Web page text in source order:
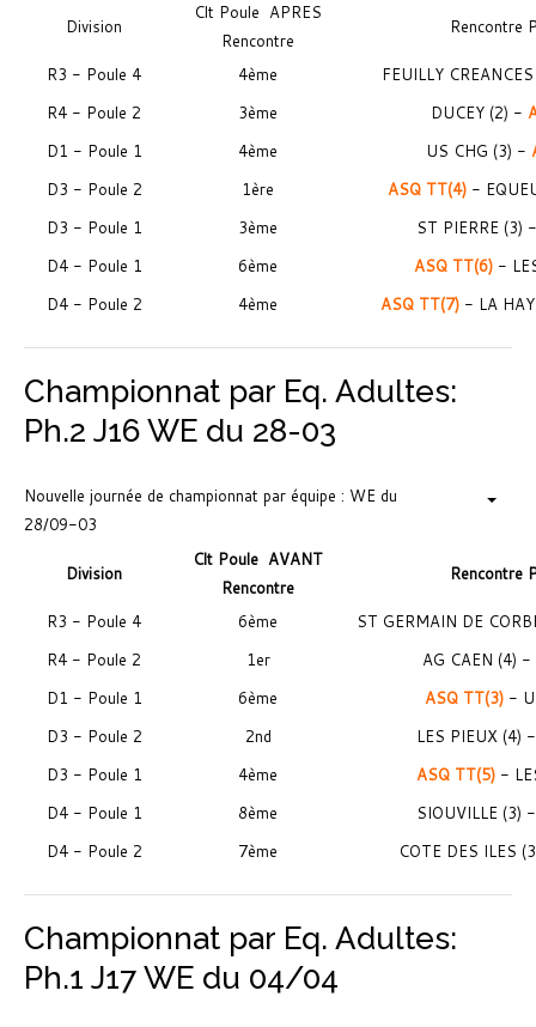
Division
Clt Poule APRES
Rencontre
Rencontre
R3 - Poule 4 4ème
FEUILLY
R4 - Poule 2
3ème DUCEY (2) -
D1 - Poule 1
4ème US CHG (3) -
D3 - Poule 2
1ère ASQ TT(4) -
D3 - Poule 1
3ème
ST PIERRE (3)
D4 - Poule 1
6ème ASQ TT(6) -
D4 - Poule 2
4ème ASQ TT(7) - LA
Championnat par Eq. Adultes:
Ph.2 J16 WE du 28-03
Nouvelle journée de championnat par équipe : WE du
28/09-03
Division
Clt Poule AVANT
Rencontre
Rencontre
R3 - Poule 4 6ème
ST GERMAIN DE
R4 - Poule 2
1er AG CAEN (4) -
D1 - Poule 1
6ème ASQ TT(3) -
D3 - Poule 2
2nd
LES PIEUX (4)
D3 - Poule 1
4ème ASQ TT(5) -
D4 - Poule 1
8ème
SIOUVILLE (3)
D4 - Poule 2
7ème COTE DES ILES
Championnat par Eq. Adultes:
Ph.1 J17 WE du 04/04